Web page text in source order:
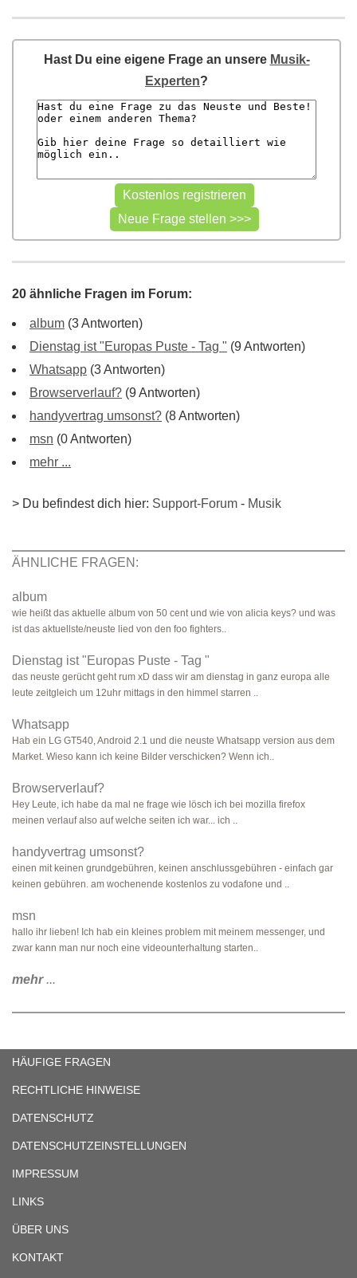
Hast Du eine eigene Frage an unsere Musik-
Experten?
20 ähnliche Fragen im Forum:
album (3 Antworten)
Dienstag ist "Europas Puste - Tag " (9 Antworten)
Whatsapp (3 Antworten)
Browserverlauf? (9 Antworten)
handyvertrag umsonst? (8 Antworten)
msn (0 Antworten)
mehr ...
> Du befindest dich hier: Support-Forum - Musik
ÄHNLICHE FRAGEN:
album
wie heißt das aktuelle album von 50 cent und wie von alicia keys? und was
ist das aktuellste/neuste lied von den foo fighters..
Dienstag ist "Europas Puste - Tag "
das neuste gerücht geht rum xD dass wir am dienstag in ganz europa alle
leute zeitgleich um 12uhr mittags in den himmel starren ..
Whatsapp
Hab ein LG GT540, Android 2.1 und die neuste Whatsapp version aus dem
Market. Wieso kann ich keine Bilder verschicken? Wenn ich..
Browserverlauf?
Hey Leute, ich habe da mal ne frage wie lösch ich bei mozilla firefox
meinen verlauf also auf welche seiten ich war... ich ..
handyvertrag umsonst?
einen mit keinen grundgebühren, keinen anschlussgebühren - einfach gar
keinen gebühren. am wochenende kostenlos zu vodafone und ..
msn
hallo ihr lieben! Ich hab ein kleines problem mit meinem messenger, und
zwar kann man nur noch eine videounterhaltung starten..
mehr...
HÄUFIGE FRAGEN
RECHTLICHE HINWEISE
DATENSCHUTZ
DATENSCHUTZEINSTELLUNGEN
IMPRESSUM
LINKS
ÜBER UNS
KONTAKT